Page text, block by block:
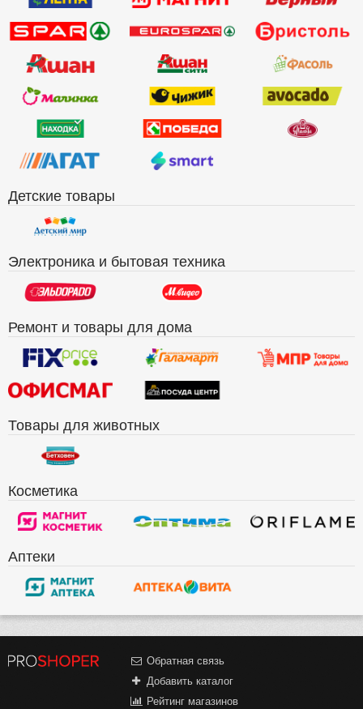
Детские товары
Электроника и бытовая техника
Ремонт и товары для дома
Товары для животных
Косметика
Аптеки
Обратная связь
Добавить каталог
Рейтинг магазинов